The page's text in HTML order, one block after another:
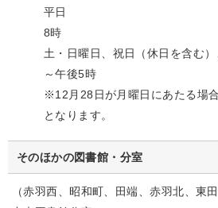
平日 午前9
8時
土・日曜日、祝日（休日を含
～午後5時
※12月28日が月曜日にあたる場
となります。
そのほかの図書館・分室
（赤羽西、昭和町、田端、赤羽北、東